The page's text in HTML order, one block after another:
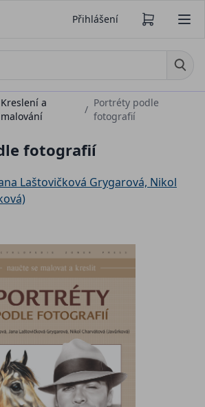
Přihlášení
Kreslení a
malování
/
Portréty podle
fotografií
fotografií
Laštovičková Grygarová, Nikol